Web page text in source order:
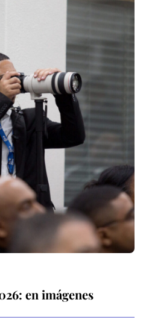
en imágenes